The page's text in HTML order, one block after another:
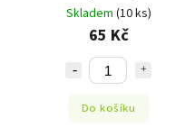
Skladem (10 ks)
65 Kč
Do košíku